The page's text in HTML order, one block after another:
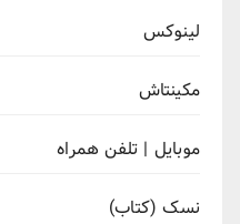
لینوکس
مکینتاش
موبایل | تلفن همراه
نسک (کتاب)